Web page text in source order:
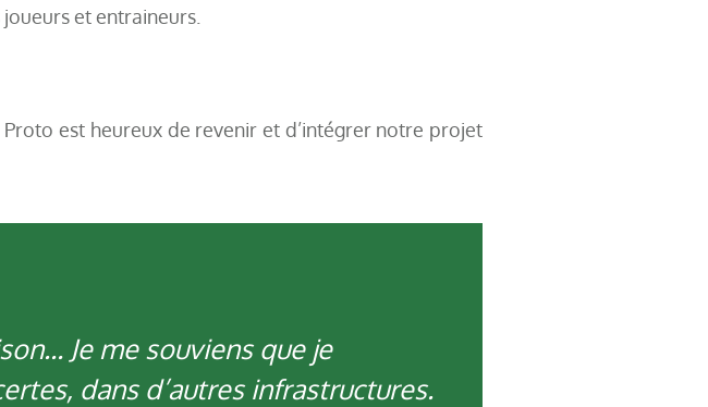
et entraineurs.
est heureux de revenir et d’intégrer notre projet
Je me souviens que je
dans d’autres infrastructures.